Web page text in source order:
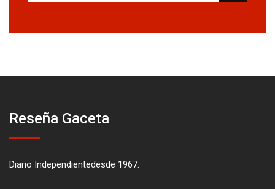
Reseña Gaceta
Diario Independientedesde 1967.